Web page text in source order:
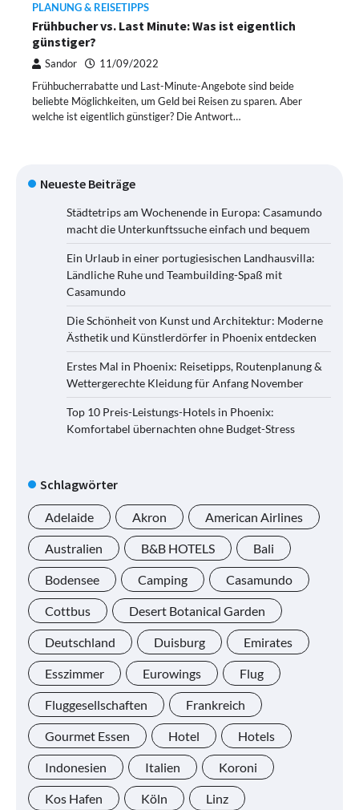
PLANUNG & REISETIPPS
Frühbucher vs. Last Minute: Was ist eigentlich
günstiger?
Sandor 11/09/2022
Frühbucherrabatte und Last-Minute-Angebote sind beide
beliebte Möglichkeiten, um Geld bei Reisen zu sparen. Aber
welche ist eigentlich günstiger? Die Antwort…
Neueste Beiträge
Städtetrips am Wochenende in Europa: Casamundo
macht die Unterkunftssuche einfach und bequem
Ein Urlaub in einer portugiesischen Landhausvilla:
Ländliche Ruhe und Teambuilding-Spaß mit
Casamundo
Die Schönheit von Kunst und Architektur: Moderne
Ästhetik und Künstlerdörfer in Phoenix entdecken
Erstes Mal in Phoenix: Reisetipps, Routenplanung &
Wettergerechte Kleidung für Anfang November
Top 10 Preis-Leistungs-Hotels in Phoenix:
Komfortabel übernachten ohne Budget-Stress
Schlagwörter
Adelaide Akron American Airlines
Australien B&B HOTELS Bali
Bodensee Camping Casamundo
Cottbus Desert Botanical Garden
Deutschland Duisburg Emirates
Esszimmer Eurowings Flug
Fluggesellschaften Frankreich
Gourmet Essen Hotel Hotels
Indonesien Italien Koroni
Kos Hafen Köln Linz